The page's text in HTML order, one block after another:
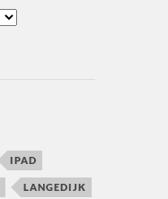
IPAD
LANGEDIJK